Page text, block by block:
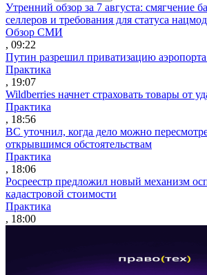
Утренний обзор за 7 августа: смягчение
селлеров и требования для статуса
Обзор СМИ
, 09:22
Путин разрешил приватизацию
Практика
, 19:07
Wildberries начнет страховать товары от
Практика
, 18:56
ВС уточнил, когда дело можно
открывшимся обстоятельствам
Практика
, 18:06
Росреестр предложил новый механизм
кадастровой стоимости
Практика
, 18:00